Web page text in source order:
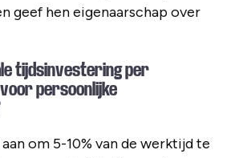
geef hen eigenaarschap over
tijdsinvestering per
persoonlijke
om 5-10% van de werktijd te